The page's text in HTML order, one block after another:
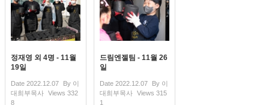
정재영 외 4명 - 11월
19일
Date 2022.12.07 By 이
대희부목사 Views 332
8
드림엔젤팀 - 11월 26
일
Date 2022.12.07 By 이
대희부목사 Views 315
1